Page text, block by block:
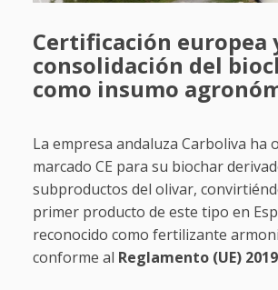
Certificación europea
consolidación del
como insumo
La empresa andaluza Carboliva ha
marcado CE para su biochar
subproductos del olivar,
primer producto de este tipo en
reconocido como fertilizante
conforme al Reglamento (UE)